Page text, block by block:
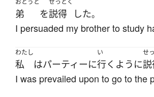
おとうと
弟 を
せっとく
説得 した。
I persuaded my brother to study
わたし
私 はパーティーに
い
行く ように
せ
I was prevailed upon to go to the